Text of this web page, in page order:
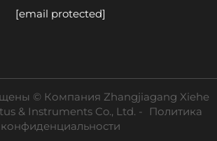
[email protected]
© Компания Zhangjiagang Xiehe
& Instruments Co., Ltd. -
Политика
конфиденциальности